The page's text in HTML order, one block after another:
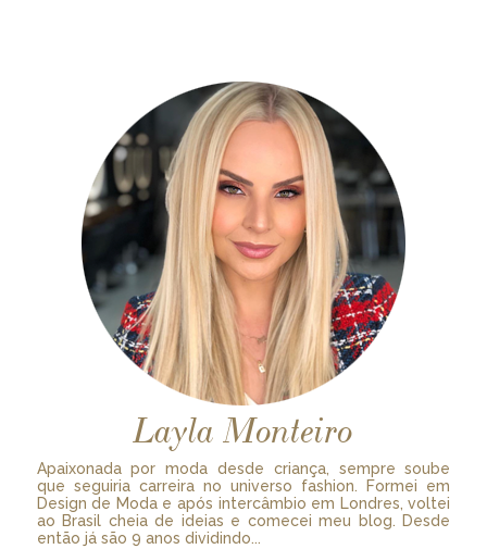
Layla Monteiro
Apaixonada por moda desde criança, sempre soube
que seguiria carreira no universo fashion. Formei em
Design de Moda e após intercâmbio em Londres, voltei
ao Brasil cheia de ideias e comecei meu blog. Desde
então já são 9 anos dividindo...